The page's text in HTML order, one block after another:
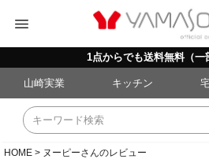
menu
1点からでも送料無料（一
山崎実業 キッチン
HOME ヌーピーさんのレビュー